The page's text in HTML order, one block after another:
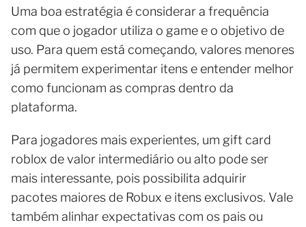
Uma boa estratégia é considerar a frequência
com que o jogador utiliza o game e o objetivo de
uso. Para quem está começando, valores menores
já permitem experimentar itens e entender melhor
como funcionam as compras dentro da
plataforma.
Para jogadores mais experientes, um gift card
roblox de valor intermediário ou alto pode ser
mais interessante, pois possibilita adquirir
pacotes maiores de Robux e itens exclusivos. Vale
também alinhar expectativas com os pais ou